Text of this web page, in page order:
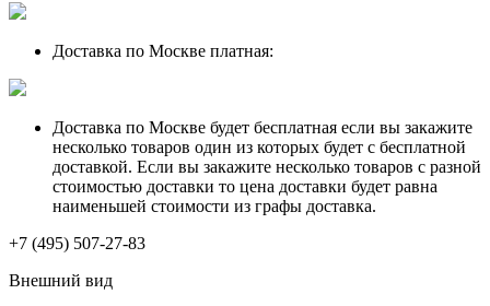
Доставка по Москве платная:
Доставка по Москве будет бесплатная если вы закажите
несколько товаров один из которых будет с бесплатной
доставкой. Если вы закажите несколько товаров с разной
стоимостью доставки то цена доставки будет равна
наименьшей стоимости из графы доставка.
+7 (495) 507-27-83
Внешний вид